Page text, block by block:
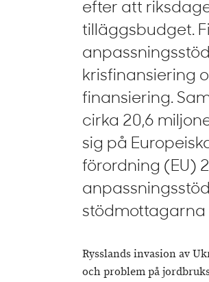
efter att
tilläggsbudget.
krisfinansiering
finansiering.
cirka 20,6
sig på
förordning (EU)
stödmottagarna
Rysslands invasion av
och problem på